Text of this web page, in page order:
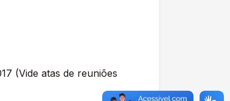
(Vide atas de reuniões